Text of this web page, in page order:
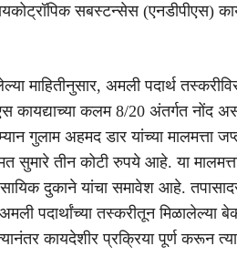
सबस्टन्सेस (एनडीपीएस)
माहितीनुसार, अमली पदार्थ
कायद्याच्या कलम 8/20 अंतर्गत
गुलाम अहमद डार यांच्या मालमत्ता
सुमारे तीन कोटी रुपये आहे. या
दुकाने यांचा समावेश आहे.
पदार्थांच्या तस्करीतून मिळालेल्या
कायदेशीर प्रक्रिया पूर्ण करून